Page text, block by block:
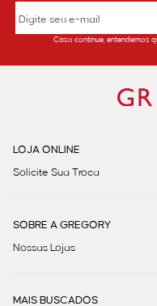
Caso continue, entendemos
LOJA ONLINE
Solicite Sua Troca
SOBRE A GREGORY
Nossas Lojas
MAIS BUSCADOS